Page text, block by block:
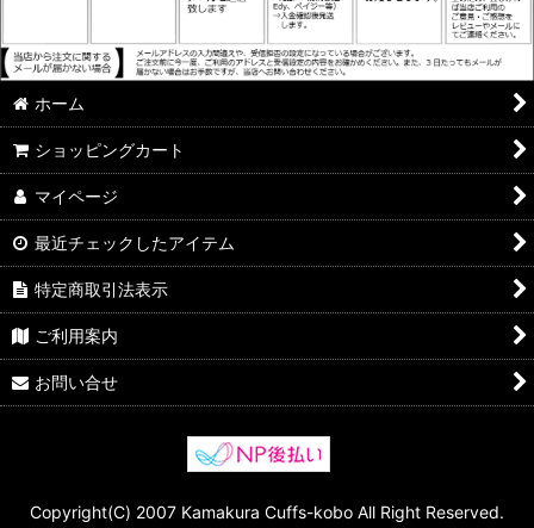
ホーム
ショッピングカート
マイページ
最近チェックしたアイテム
特定商取引法表示
ご利用案内
お問い合せ
Copyright(C) 2007 Kamakura Cuffs-kobo All Right Reserved.